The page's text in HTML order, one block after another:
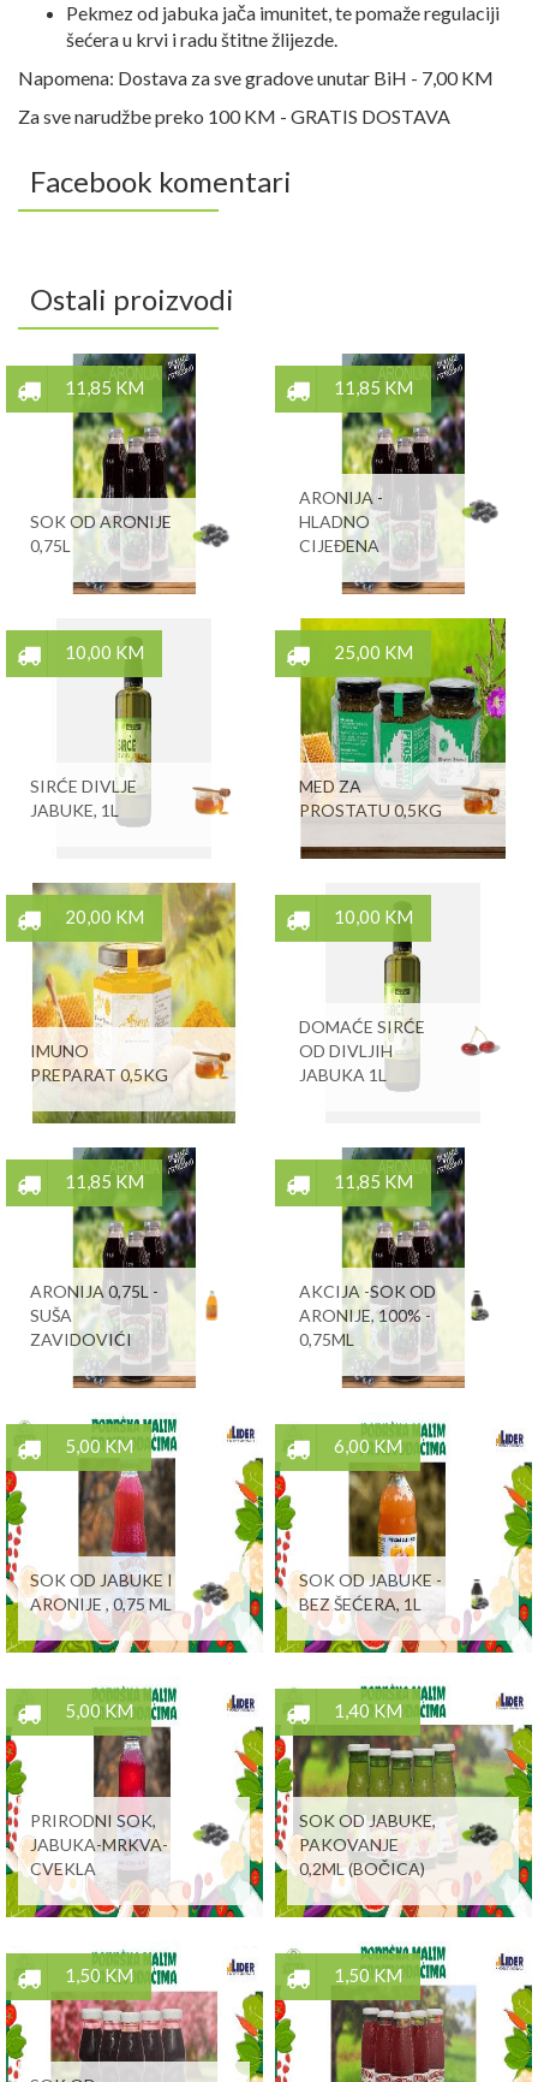
Pekmez od jabuka jača imunitet, te pomaže regulaciji
šećera u krvi i radu štitne žlijezde.
Napomena: Dostava za sve gradove unutar BiH - 7,00 KM
Za sve narudžbe preko 100 KM - GRATIS DOSTAVA
Facebook komentari
Ostali proizvodi
11,85 KM
SOK OD ARONIJE
0,75L
11,85 KM
ARONIJA -
HLADNO
CIJEĐENA
10,00 KM
SIRĆE DIVLJE
JABUKE, 1L
25,00 KM
MED ZA
PROSTATU 0,5KG
20,00 KM
IMUNO
PREPARAT 0,5KG
10,00 KM
DOMAĆE SIRĆE
OD DIVLJIH
JABUKA 1L
11,85 KM
ARONIJA 0,75L -
SUŠA
ZAVIDOVIĆI
11,85 KM
AKCIJA -SOK OD
ARONIJE, 100% -
0,75ML
5,00 KM
SOK OD JABUKE I
ARONIJE , 0,75 ML
6,00 KM
SOK OD JABUKE -
BEZ ŠEĆERA, 1L
5,00 KM
PRIRODNI SOK,
JABUKA-MRKVA-
CVEKLA
1,40 KM
SOK OD JABUKE,
PAKOVANJE
0,2ML (BOČICA)
1,50 KM 1,50 KM